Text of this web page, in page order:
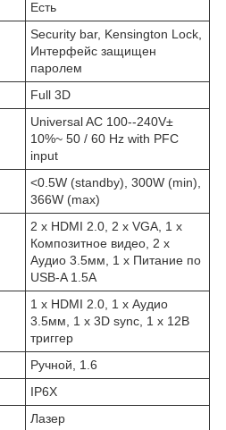
Есть
Security bar, Kensington Lock,
Интерфейс защищен
паролем
Full 3D
Universal AC 100--240V±
10%~ 50 / 60 Hz with PFC
input
<0.5W (standby), 300W (min),
366W (max)
2 x HDMI 2.0, 2 x VGA, 1 x
Композитное видео, 2 x
Аудио 3.5мм, 1 x Питание по
USB-A 1.5A
1 x HDMI 2.0, 1 x Аудио
3.5мм, 1 x 3D sync, 1 x 12В
триггер
Ручной, 1.6
IP6X
Лазер